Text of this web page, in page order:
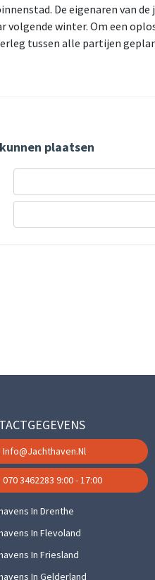
De eigenaren van
volgende winter. Om een
tussen alle partijen
plaatsen
Info@jachthaven.nl
070 3462283 9:00 - 17:00
In Drenthe
In Flevoland
In Friesland
In Gelderland